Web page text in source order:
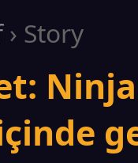
› Story